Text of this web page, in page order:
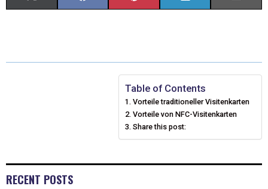
W E T
E
R
E
K
E
D
I
Table of Contents
Vorteile traditioneller Visitenkarten
Vorteile von NFC-Visitenkarten
Share this post:
RECENT POSTS